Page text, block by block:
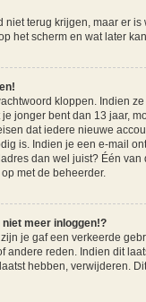
terug krijgen, maar er
het scherm en wat later
kloppen. Indien
jonger bent dan 13 jaar,
dat iedere nieuwe
is. Indien je een e-mail
dan wel juist? Één
met de beheerder.
meer inloggen!?
je gaf een verkeerde
andere reden. Indien dit
hebben, verwijderen.